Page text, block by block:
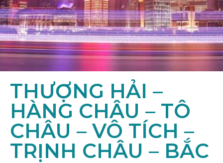
THƯỢNG HẢI –
HÀNG CHÂU – TÔ
CHÂU – VÔ TÍCH –
TRỊNH CHÂU – BẮC